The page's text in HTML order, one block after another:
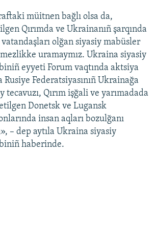
müitnen bağlı olsa da,
Qırımda ve Ukrainanıñ şarqında
olğan siyasiy mabüsler
uramaymız. Ukraina siyasiy
eyyeti Forum vaqtında aktsiya
Federatsiyasınıñ Ukrainağa
tecavuzı, Qırım işğali ve yarımadada
Donetsk ve Lugansk
insan aqları bozulğanı
– dep aytıla Ukraina siyasiy
haberinde.